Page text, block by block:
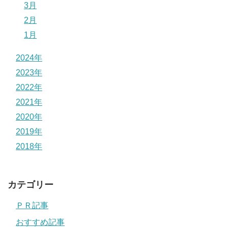
3月
2月
1月
2024年
2023年
2022年
2021年
2020年
2019年
2018年
カテゴリー
ＰＲ記事
おすすめ記事